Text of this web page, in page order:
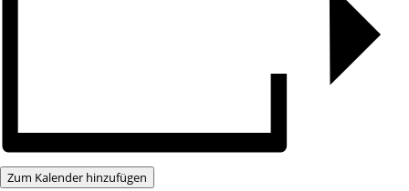
Zum Kalender hinzufügen